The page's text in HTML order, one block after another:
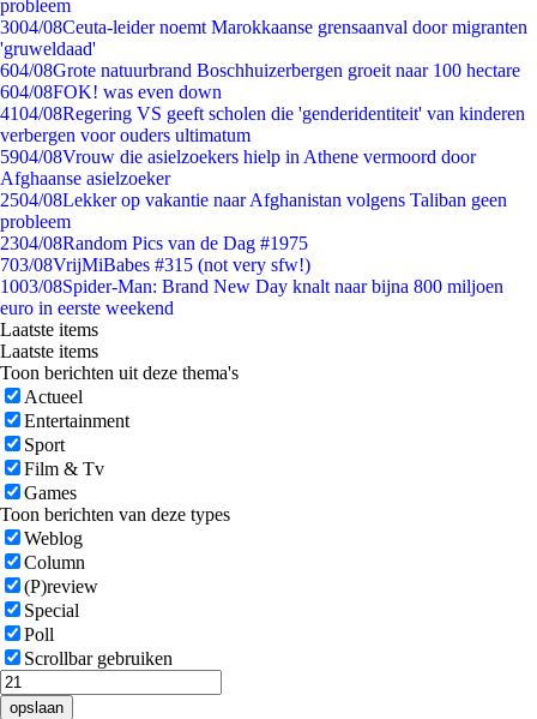
probleem
3004/08Ceuta-leider noemt Marokkaanse grensaanval door migranten
'gruweldaad'
604/08Grote natuurbrand Boschhuizerbergen groeit naar 100 hectare
604/08FOK! was even down
4104/08Regering VS geeft scholen die 'genderidentiteit' van kinderen
verbergen voor ouders ultimatum
5904/08Vrouw die asielzoekers hielp in Athene vermoord door
Afghaanse asielzoeker
2504/08Lekker op vakantie naar Afghanistan volgens Taliban geen
probleem
2304/08Random Pics van de Dag #1975
703/08VrijMiBabes #315 (not very sfw!)
1003/08Spider-Man: Brand New Day knalt naar bijna 800 miljoen
euro in eerste weekend
Laatste items
Laatste items
Toon berichten uit deze thema's
Actueel
Entertainment
Sport
Film & Tv
Games
Toon berichten van deze types
Weblog
Column
(P)review
Special
Poll
Scrollbar gebruiken
opslaan